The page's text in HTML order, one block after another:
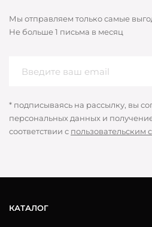
Мы отправляем только самые
Не больше 1 письма в месяц
* подписываясь на рассылку, вы
персональных данных и
соответствии с пользовательским
КАТАЛОГ